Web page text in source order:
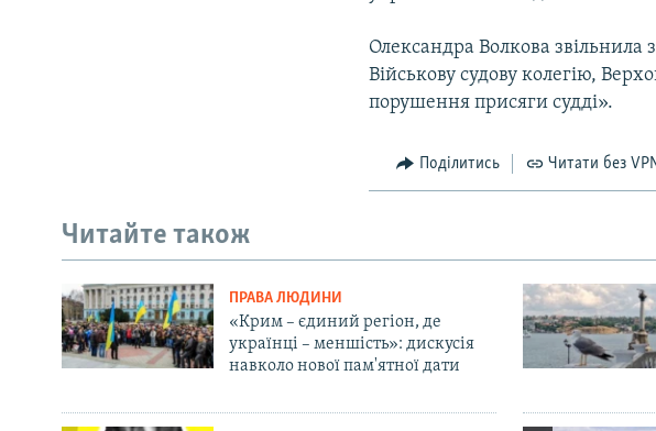
Олександра Волкова звільнила
Військову судову колегію,
порушення присяги судді».
Поділитись Читати без
Читайте також
ПРАВА ЛЮДИНИ
«Крим – єдиний регіон, де
українці – меншість»: дискусія
навколо нової пам'ятної дати